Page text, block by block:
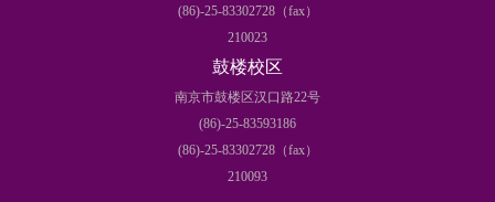
(86)-25-83302728（fax）
210023
鼓楼校区
南京市鼓楼区汉口路22号
(86)-25-83593186
(86)-25-83302728（fax）
210093